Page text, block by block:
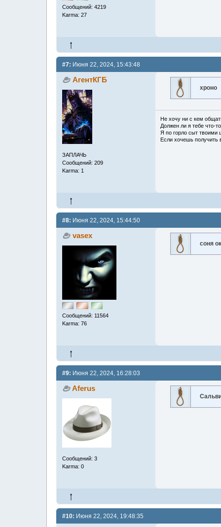
Сообщений: 4219
Karma: 27
#7: Июня 22, 2024, 15:43:48
АгентКГБ
ЗАПЛАЧЬ
Сообщений: 209
Karma: 1
хроно
Не хочу ни с кем
Должен ли я тебе что-
Я по горло сыт твоими
Если хочешь получить
#8: Июня 22, 2024, 15:44:50
vasex
Сообщений: 11564
Karma: 76
соня
#9: Июня 22, 2024, 16:28:03
Aferus
Сообщений: 3
Karma: 0
#10: Июня 22, 2024, 19:48:35